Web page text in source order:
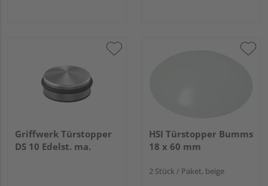
Griffwerk Türstopper
DS 10 Edelst. ma.
HSI Türstopper Bumms
18 x 60 mm
2 Stück / Paket, beige